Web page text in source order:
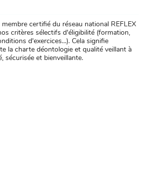
certifié du réseau national REFLEX
critères sélectifs d'éligibilité (formation,
d'exercices...). Cela signifie
la charte déontologie et qualité veillant à
sécurisée et bienveillante.